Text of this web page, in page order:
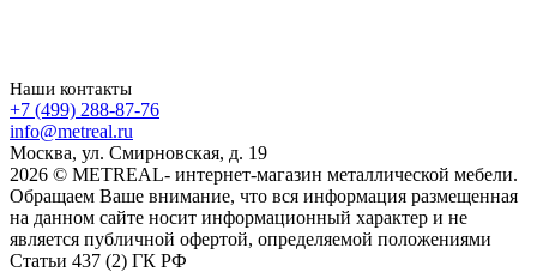
Наши контакты
+7 (499) 288-87-76
info@metreal.ru
Москва, ул. Смирновская, д. 19
2026 © METREAL- интернет-магазин металлической мебели.
Обращаем Ваше внимание, что вся информация размещенная
на данном сайте носит информационный характер и не
является публичной офертой, определяемой положениями
Статьи 437 (2) ГК РФ